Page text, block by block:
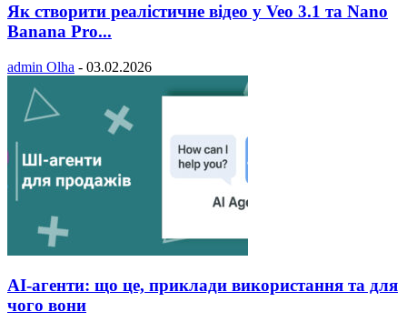
Як створити реалістичне відео у Veo 3.1 та Nano
Banana Pro...
admin Olha - 03.02.2026
AI-агенти: що це, приклади використання та для
чого вони